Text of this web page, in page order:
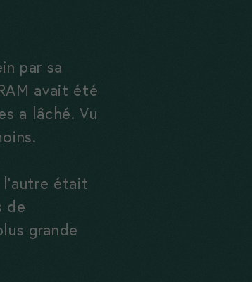
par sa
avait été
a lâché. Vu
était
de
grande